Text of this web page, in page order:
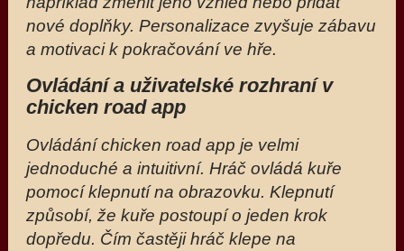
nové doplňky. Personalizace zvyšuje zábavu
a motivaci k pokračování ve hře.
Ovládání a uživatelské rozhraní v
chicken road app
Ovládání chicken road app je velmi
jednoduché a intuitivní. Hráč ovládá kuře
pomocí klepnutí na obrazovku. Klepnutí
způsobí, že kuře postoupí o jeden krok
dopředu. Čím častěji hráč klepe na